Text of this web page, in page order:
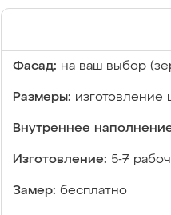
Фасад: на ваш выбор
Размеры: изготовление
Внутреннее
Изготовление: 5-7
Замер: бесплатно